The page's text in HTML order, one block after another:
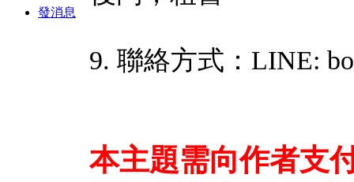
發消息
9. 聯絡方式：LINE:
本主題需向作者支